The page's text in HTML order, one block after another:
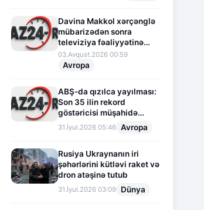
Davina Makkol xərçənglə
mübarizədən sonra
televiziya fəaliyyətinə
fasilə verir
03.Avqust.2026 00:59
Avropa
ABŞ-da qızılca yayılması:
Son 35 ilin rekord
göstəricisi müşahidə
olunur
31.İyul.2026 05:46 Avropa
Rusiya Ukraynanın iri
şəhərlərini kütləvi raket və
dron atəşinə tutub
31.İyul.2026 03:09 Dünya